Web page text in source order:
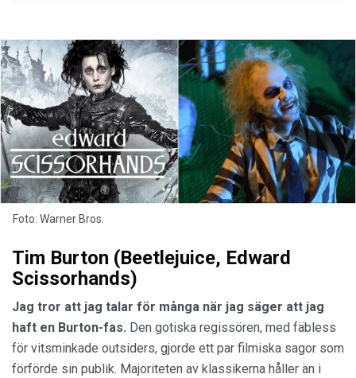
Foto: Warner Bros.
Tim Burton (Beetlejuice, Edward
Scissorhands)
Jag tror att jag talar för många när jag säger att jag
haft en Burton-fas. Den gotiska regissören, med fäbless
för vitsminkade outsiders, gjorde ett par filmiska sagor som
förförde sin publik. Majoriteten av klassikerna håller än i